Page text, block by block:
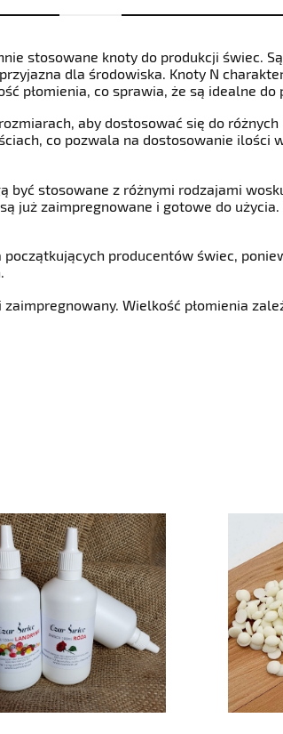
stosowane knoty do produkcji świec.
dla środowiska. Knoty N
płomienia, co sprawia, że są idealne do
aby dostosować się do
co pozwala na dostosowanie ilości
być stosowane z różnymi rodzajami
już zaimpregnowane i gotowe do
producentów świec,
Wielkość płomienia
do koszyka